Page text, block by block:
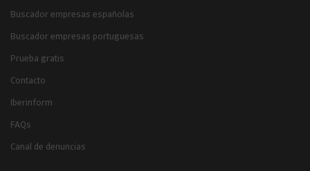
Buscador empresas españolas
Buscador empresas portuguesas
Prueba gratis
Contacto
Iberinform
FAQs
Canal de denuncias